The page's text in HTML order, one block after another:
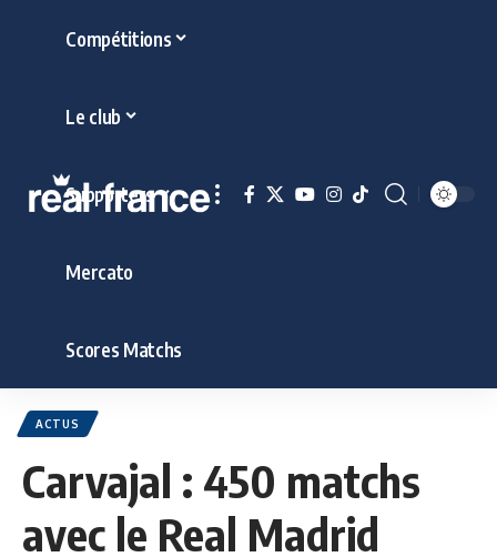
Compétitions
Le club
Supporters
Mercato
Scores Matchs
ACTUS
Carvajal : 450 matchs
avec le Real Madrid